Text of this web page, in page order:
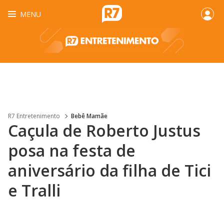
MENU
R7 Entretenimento Bebê Mamãe
Caçula de Roberto Justus
posa na festa de
aniversário da filha de Tici
e Tralli